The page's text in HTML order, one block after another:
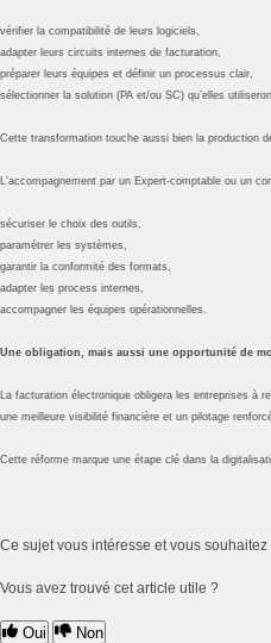
vérifier la compatibilité de leurs logiciels,
adapter leurs circuits internes de facturation,
préparer leurs équipes et définir un processus clair,
sélectionner la solution (PA et/ou SC) qu’elles
Cette transformation touche aussi bien la production
L’accompagnement par un Expert-comptable ou un
sécuriser le choix des outils,
paramétrer les systèmes,
garantir la conformité des formats,
adapter les process internes,
accompagner les équipes opérationnelles.
Une obligation, mais aussi une opportunité de
La facturation électronique obligera les entreprises
une meilleure visibilité financière et un pilotage
Cette réforme marque une étape clé dans la
Ce sujet vous intéresse et vous
Vous avez trouvé cet article utile ?
Oui Non